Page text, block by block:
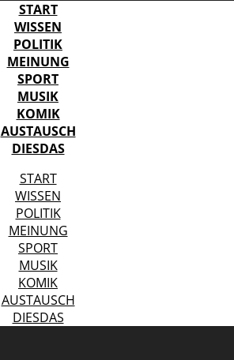
START
WISSEN
POLITIK
MEINUNG
SPORT
MUSIK
KOMIK
AUSTAUSCH
DIESDAS
START
WISSEN
POLITIK
MEINUNG
SPORT
MUSIK
KOMIK
AUSTAUSCH
DIESDAS